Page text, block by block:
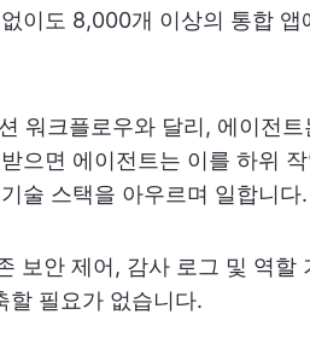
이도 8,000개 이상의 통합
워크플로우와 달리, 에이전
으면 에이전트는 이를 하위
술 스택을 아우르며 일합니다.
보안 제어, 감사 로그 및 역할
할 필요가 없습니다.